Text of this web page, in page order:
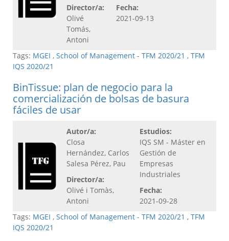
Director/a:
Olivé
Tomás,
Antoni
Fecha:
2021-09-13
Tags: MGEI , School of Management - TFM 2020/21 , TFM
IQS 2020/21
BinTissue: plan de negocio para la
comercialización de bolsas de basura
fáciles de usar
Autor/a:
Closa
Hernández, Carlos
Salesa Pérez, Pau
Director/a:
Olivé i Tomàs,
Antoni
Estudios:
IQS SM - Máster en
Gestión de
Empresas
Industriales
Fecha:
2021-09-28
Tags: MGEI , School of Management - TFM 2020/21 , TFM
IQS 2020/21